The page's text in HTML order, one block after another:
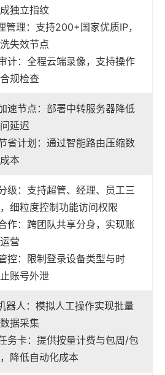
独立指纹
管理：支持200+国家优质IP，
失效节点
计：全程云端录像，支持操作
规检查
速节点：部署中转服务器降低
延迟
省计划：通过智能路由压缩数
本
级：支持超管、经理、员工三
细粒度控制功能访问权限
作：跨团队共享分身，实现账
营
控：限制登录设备类型与时
账号外泄
器人：模拟人工操作实现批量
据采集
务卡：提供按量计费与包周/包
降低自动化成本